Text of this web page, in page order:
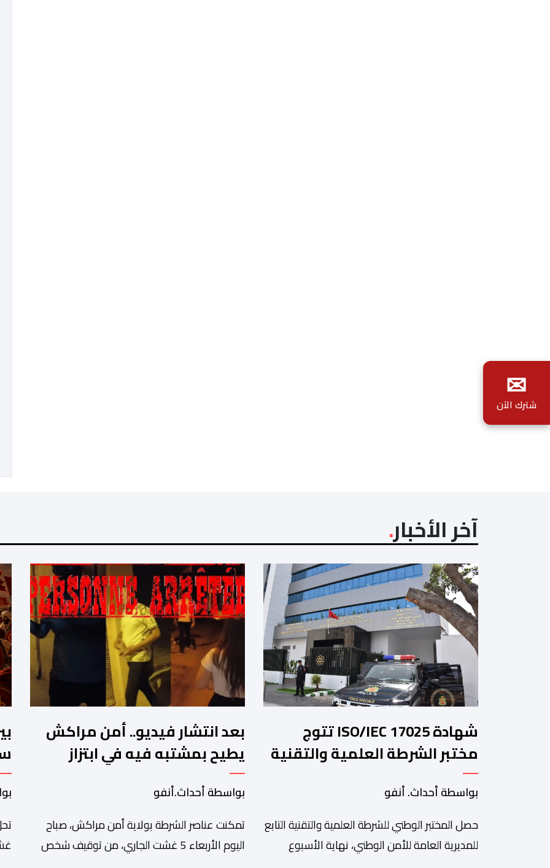
آخر الأخبار
شهادة ISO/IEC 17025 تتوج
مختبر الشرطة العلمية والتقنية
للأمن الوطني في مختلف الخبرات
الجنائية
بواسطة أحداث. أنفو
حصل المختبر الوطني للشرطة العلمية والتقنية التابع
للمديرية العامة للأمن الوطني، نهاية الأسبوع
بعد انتشار فيديو.. أمن مراكش
يطيح بمشتبه فيه في ابتزاز
سائحين
بواسطة أحداث.أنفو
تمكنت عناصر الشرطة بولاية أمن مراكش، صباح
اليوم الأربعاء 5 غشت الجاري، من توقيف شخص
✉
شترك الآن